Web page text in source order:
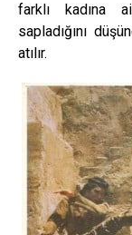
farklı kadına
sapladığını
atılır.